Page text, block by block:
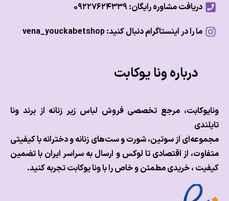
دریافت مشاوره رایگان: ۰۹۲۲۷۶۲۴۳۳۹
ما را در اینستاگرام دنبال کنید: vena_youckabetshop
درباره ونا یوکابت
مرجع تخصصی فروش لباس زیر زنانه از برند ونا
از سوتین، شورت و ست‌های زنانه و دخترانه با کیفیتی
از اقتصادی تا لوکس وارسال به سراسر ایران با تضمین
، خریدی مطمئن و خاص را با ونا یوکابت تجربه کنید.